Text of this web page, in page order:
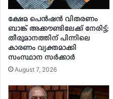
ക്ഷേമ പെൻഷൻ വിതരണം
ബാങ്ക് അക്കൗണ്ടിലേക്ക് നേരിട്ട്;
തീരുമാനത്തിന് പിന്നിലെ
കാരണം വ്യക്തമാക്കി
സംസ്ഥാന സർക്കാർ
August 7, 2026